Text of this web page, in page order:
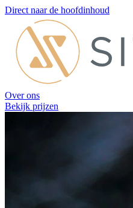
Direct naar de hoofdinhoud
Over ons
Bekijk prijzen